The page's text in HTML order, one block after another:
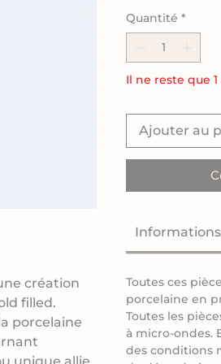
création
filled.
porcelaine
Quantité *
Il ne reste que
Ajouter au
Toutes ces
porcelaine en
Toutes les
à micro-ondes.
des conditions